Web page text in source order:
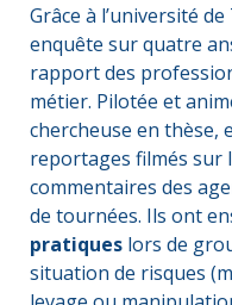
Grâce à l’université
enquête sur quatre
rapport des
métier. Pilotée et
chercheuse en thèse,
reportages filmés sur
commentaires des
de tournées. Ils ont
pratiques lors de
situation de risques